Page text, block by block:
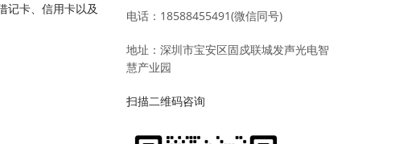
记卡、信用卡以及
电话：18588455491(微信同号)
地址：深圳市宝安区固戍联城发声光电智
慧产业园
扫描二维码咨询